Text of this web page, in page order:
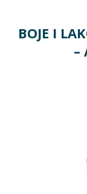
BOJE I
–